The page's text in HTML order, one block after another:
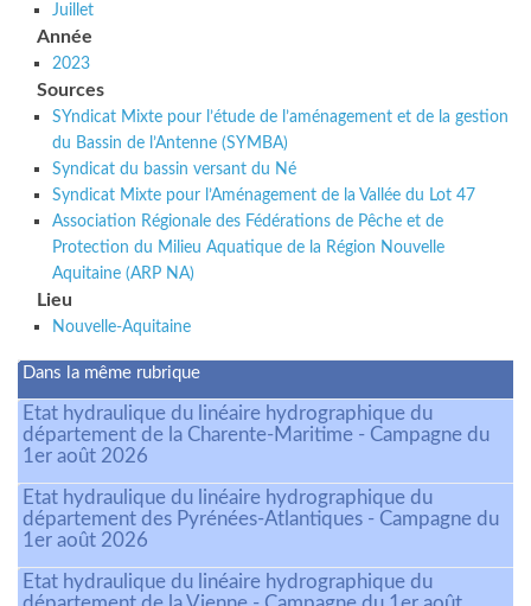
Juillet
Année
2023
Sources
SYndicat Mixte pour l’étude de l’aménagement et de la gestion
du Bassin de l’Antenne (SYMBA)
Syndicat du bassin versant du Né
Syndicat Mixte pour l’Aménagement de la Vallée du Lot 47
Association Régionale des Fédérations de Pêche et de
Protection du Milieu Aquatique de la Région Nouvelle
Aquitaine (ARP NA)
Lieu
Nouvelle-Aquitaine
Dans la même rubrique
Etat hydraulique du linéaire hydrographique du
département de la Charente-Maritime - Campagne du
1er août 2026
Etat hydraulique du linéaire hydrographique du
département des Pyrénées-Atlantiques - Campagne du
1er août 2026
Etat hydraulique du linéaire hydrographique du